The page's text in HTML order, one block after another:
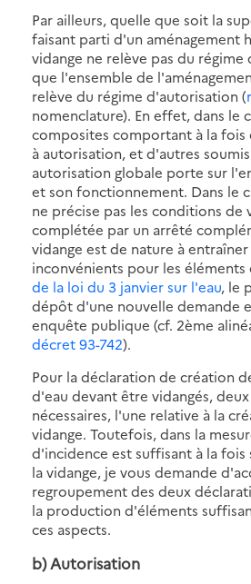
Par ailleurs, quelle que soit la
faisant parti d'un aménagement
vidange ne relève pas du
que l'ensemble de
relève du régime d'autorisation (
nomenclature). En effet, dans le
composites comportant à la fois
à autorisation, et d'autres
autorisation globale porte sur
et son fonctionnement. Dans le
ne précise pas les conditions de
complétée par un arrêté
vidange est de nature à
inconvénients pour les éléments
de la loi du 3 janvier sur l'eau, le
dépôt d'une nouvelle demande
enquête publique (cf. 2ème
décret 93-742).
Pour la déclaration de création
d'eau devant être vidangés,
nécessaires, l'une relative à la
vidange. Toutefois, dans la
d'incidence est suffisant à la fois
la vidange, je vous demande
regroupement des deux
la production d'éléments
ces aspects.
b) Autorisation